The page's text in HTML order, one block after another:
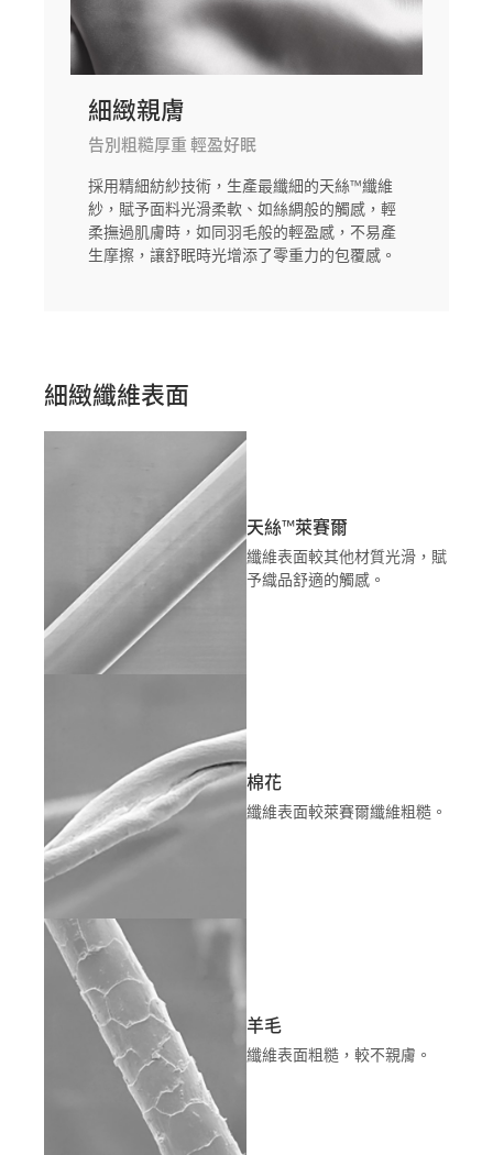
細緻親膚
告別粗糙厚重 輕盈好眠
採用精細紡紗技術，生產最纖細的天絲™纖維
紗，賦予面料光滑柔軟、如絲綢般的觸感，輕
柔撫過肌膚時，如同羽毛般的輕盈感，不易產
生摩擦，讓舒眠時光增添了零重力的包覆感。
細緻纖維表面
天絲™萊賽爾
纖維表面較其他材質光滑，賦
予織品舒適的觸感。
棉花
纖維表面較萊賽爾纖維粗糙。
羊毛
纖維表面粗糙，較不親膚。